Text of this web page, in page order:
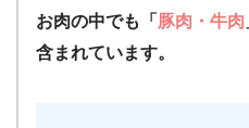
お肉の中でも「 豚肉・牛肉
含まれています。